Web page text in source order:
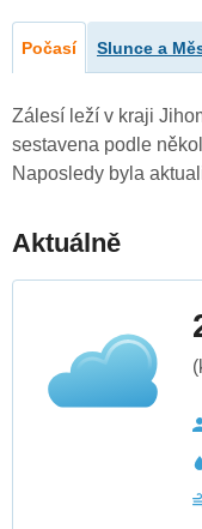
Počasí Slunce a
Zálesí leží v kraji
sestavena podle
Naposledy byla
Aktuálně